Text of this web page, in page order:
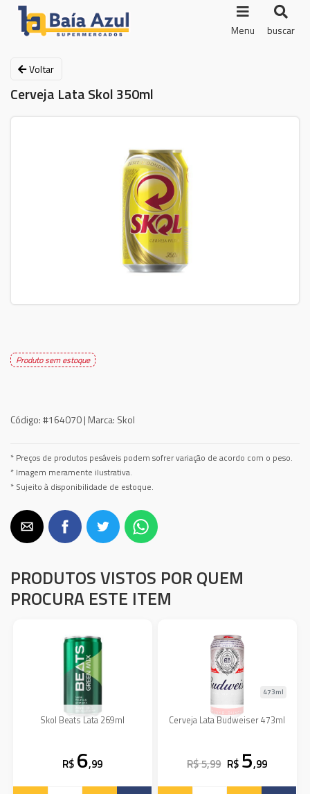
Menu buscar
Voltar
Cerveja Lata Skol 350ml
Produto sem estoque
Código:#164070 | Marca: Skol
* Preços de produtos pesáveis podem sofrer variação de acordo com o peso.
* Imagem meramente ilustrativa.
* Sujeito à disponibilidade de estoque.
PRODUTOS VISTOS POR QUEM
PROCURA ESTE ITEM
Skol Beats Lata 269ml
R$ 6,99
Cerveja Lata Budweiser 473ml
473ml
R$ 5,99 R$ 5,99